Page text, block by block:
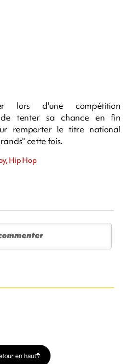
lors d'une compétition
de tenter sa chance en fin
remporter le titre national
cette fois.
Hip Hop
en haut